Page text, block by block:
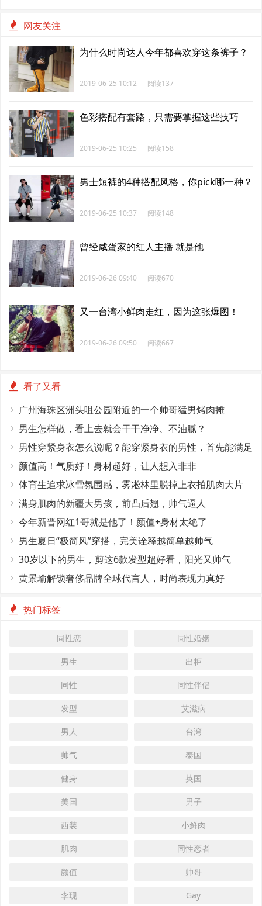
网友关注
为什么时尚达人今年都喜欢穿这条裤子？
2019-06-25 10:12 阅读137
色彩搭配有套路，只需要掌握这些技巧
2019-06-25 10:25 阅读158
男士短裤的4种搭配风格，你pick哪一种？
2019-06-25 10:37 阅读148
曾经咸蛋家的红人主播 就是他
2019-06-26 09:40 阅读670
又一台湾小鲜肉走红，因为这张爆图！
2019-06-26 09:50 阅读667
看了又看
广州海珠区洲头咀公园附近的一个帅哥猛男烤肉摊
男生怎样做，看上去就会干干净净、不油腻？
男性穿紧身衣怎么说呢？能穿紧身衣的男性，首先能满足
这4个条件
颜值高！气质好！身材超好，让人想入非非
体育生追求冰雪氛围感，雾凇林里脱掉上衣拍肌肉大片
满身肌肉的新疆大男孩，前凸后翘，帅气逼人
今年新晋网红1哥就是他了！颜值+身材太绝了
男生夏日“极简风”穿搭，完美诠释越简单越帅气
30岁以下的男生，剪这6款发型超好看，阳光又帅气
黄景瑜解锁奢侈品牌全球代言人，时尚表现力真好
热门标签
同性恋 同性婚姻
男生 出柜
同性 同性伴侣
发型 艾滋病
男人 台湾
帅气 泰国
健身 英国
美国 男子
西装 小鲜肉
肌肉 同性恋者
颜值 帅哥
李现 Gay